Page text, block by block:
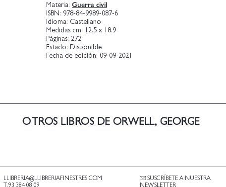
año tuvo que huir de la implacable maquinaria soviética
formado parte de las milicias del POUM. La honestidad y
con el que Orwell narra lo que vivió le convierten en el
moral por excelencia.
Homenaje a Cataluña es un poderoso manifiesto del
las abstracciones que acaban conduciendo
de una guerra civil.
Materia:Guerra civil
ISBN: 978-84-9989-087-6
Idioma: Castellano
Medidas cm: 12.5 x 18.9
Páginas: 272
Estado: Disponible
Fecha de edición: 09-09-2021
OTROS LIBROS DE ORWELL, GEORGE
LLIBRERIA@LLIBRERIAFINESTRES.COM
T.93 384 08 09
SUSCRÍBETE A NUESTRA
NEWSLETTER